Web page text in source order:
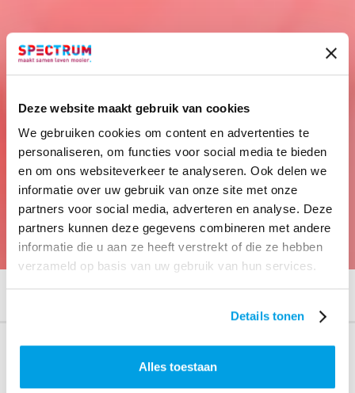
Deze website maakt gebruik van cookies
We gebruiken cookies om content en advertenties te
personaliseren, om functies voor social media te bieden
en om ons websiteverkeer te analyseren. Ook delen we
informatie over uw gebruik van onze site met onze
partners voor social media, adverteren en analyse. Deze
partners kunnen deze gegevens combineren met andere
informatie die u aan ze heeft verstrekt of die ze hebben
verzameld op basis van uw gebruik van hun services.
Details tonen
Alles toestaan
NEEM CONTACT OP